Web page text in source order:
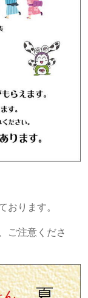
ります。
ご注意くださ